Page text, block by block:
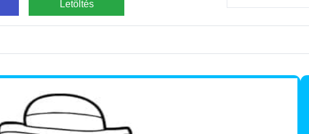
Letöltés